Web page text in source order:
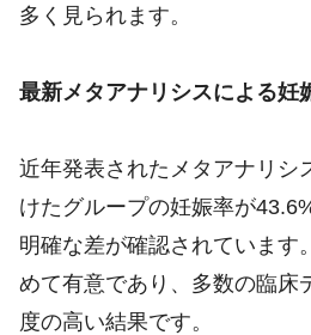
多く見られます。
最新メタアナリシスによる妊
近年発表されたメタアナリシ
けたグループの妊娠率が
明確な差が確認されています
めて有意であり、多数の臨床
度の高い結果です。